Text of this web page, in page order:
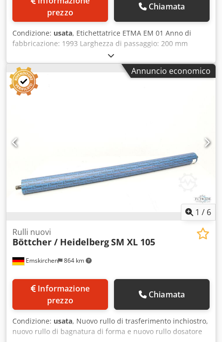
prezzo
Chiamata
Condizione: usata, Etichettatrice ETMA EM 01 Anno di
fabbricazione: 1993 Larghezza di passaggio: 200 mm
Precisione di arresto: +/- 0,5 mm Lunghezza minima
etichetta: 10 mm Larghezza minima etichetta: 10 mm
Cedpfxoxnb E Ie Agdorf Ispezione video online tramite
WhatsApp - MS Zoom - Telegram In pronta consegna a
Emskirchen/Norimberga – Disponibile immediatamente –
Annuncio economico
1 / 6
Emskirchen 864 km
Rulli nuovi
Böttcher / HeidelbergSM XL 105
prezzo
Chiamata
Condizione: usata, Nuovo rullo di trasferimento inchiostro,
nuovo rullo di bagnatura di forma e nuovo rullo dosatore